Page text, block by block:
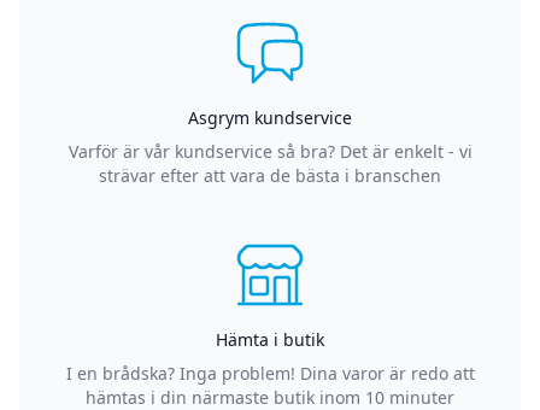
Asgrym kundservice
Varför är vår kundservice så bra? Det är enkelt - vi
strävar efter att vara de bästa i branschen
Hämta i butik
I en brådska? Inga problem! Dina varor är redo att
hämtas i din närmaste butik inom 10 minuter